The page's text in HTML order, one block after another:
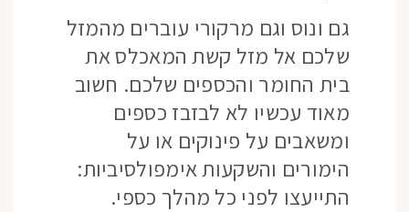
גם ונוס וגם מרקורי עוברים מהמזל
שלכם אל מזל קשת המאכלס את
בית החומר והכספים שלכם. חשוב
מאוד עכשיו לא לבזבז כספים
ומשאבים על פינוקים או על
הימורים והשקעות אימפולסיביות:
התייעצו לפני כל מהלך כספי.